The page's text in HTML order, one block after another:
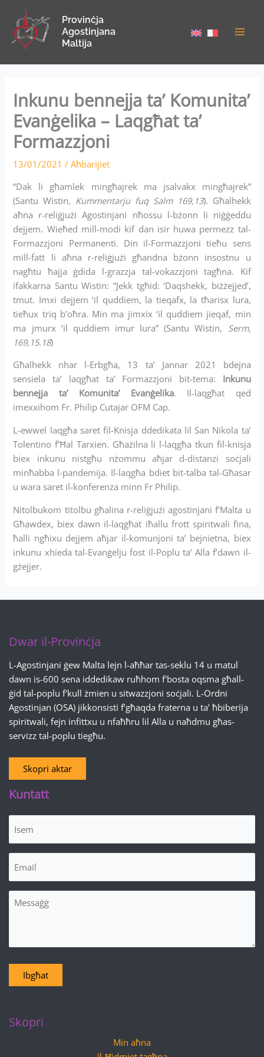
content
Provinċja
Agostinjana
Maltija
Inkunu bennejja ta’ Komunita’
Evanġelika – Laqgħat ta’
Formazzjoni
13/01/2021/Aħbarijiet
“Dak li għamlek mingħajrek ma jsalvakx mingħajrek”
(Santu Wistin, Kummentarju fuq Salm 169,13). Għalhekk
aħna r-reliġjużi Agostinjani nħossu l-bżonn li niġġeddu
dejjem. Wieħed mill-modi kif dan isir huwa permezz tal-
Formazzjoni Permanenti. Din il-Formazzjoni tieħu sens
mill-fatt li aħna r-reliġjużi għandna bżonn insostnu u
nagħtu ħajja ġdida l-grazzja tal-vokazzjoni tagħna. Kif
ifakkarna Santu Wistin: “Jekk tgħid: ‘Daqshekk, biżżejjed’,
tmut. Imxi dejjem ‘il quddiem, la tieqafx, la tħarisx lura,
tieħux triq b’oħra. Min ma jimxix ‘il quddiem jieqaf, min
ma jmurx ‘il quddiem imur lura” (Santu Wistin, Serm,
169,15.18)
Għalhekk nhar l-Erbgħa, 13 ta’ Jannar 2021 bdejna
sensiela ta’ laqgħat ta’ Formazzjoni bit-tema: Inkunu
bennejja ta’ Komunita’ Evanġelika. Il-laqgħat qed
imexxihom Fr. Philip Cutajar OFM Cap.
L-ewwel laqgħa saret fil-Knisja ddedikata lil San Nikola ta’
Tolentino f’Ħal Tarxien. Għażilna li l-laqgħa tkun fil-knisja
biex inkunu nistgħu nżommu aħjar d-distanzi soċjali
minħabba l-pandemija. Il-laqgħa bdiet bit-talba tal-Għasar
u wara saret il-konferenza minn Fr Philip.
Nitolbukom titolbu għalina r-reliġjużi agostinjani f’Malta u
Għawdex, biex dawn il-laqgħat iħallu frott spiritwali fina,
ħalli ngħixu dejjem aħjar il-komunjoni ta’ bejnietna, biex
inkunu xhieda tal-Evanġelju fost il-Poplu ta’ Alla f’dawn il-
gżejjer.
Dwar il-Provinċja
L-Agostinjani ġew Malta lejn l-aħħar tas-seklu 14 u matul
dawn is-600 sena iddedikaw ruħhom f'bosta oqsma għall-
ġid tal-poplu f'kull żmien u sitwazzjoni soċjali. L-Ordni
Agostinjan (OSA) jikkonsisti f’għaqda fraterna u ta’ ħbiberija
spiritwali, fejn infittxu u nfaħħru lil Alla u naħdmu għas-
servizz tal-poplu tiegħu.
Skopri aktar
Kuntatt
Messaġġ
Ibgħat
Skopri
Min aħna